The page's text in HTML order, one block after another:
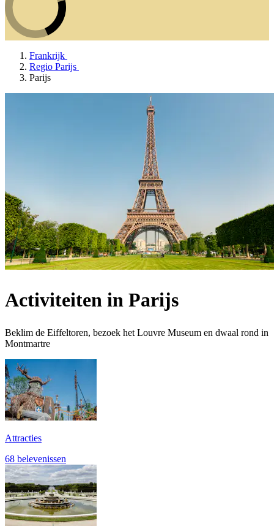
Frankrijk
Regio Parijs
Parijs
Activiteiten in Parijs
Beklim de Eiffeltoren, bezoek het Louvre Museum en dwaal rond in
Montmartre
Attracties
68 belevenissen